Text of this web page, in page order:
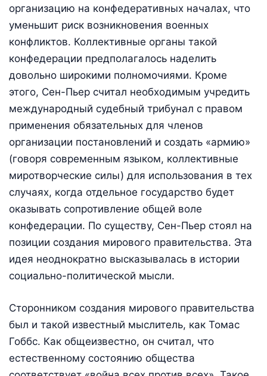
организацию на конфедеративных началах, что
уменьшит риск возникновения военных
конфликтов. Коллективные органы такой
конфедерации предполагалось наделить
довольно широкими полномочиями. Кроме
этого, Сен-Пьер считал необходимым учредить
международный судебный трибунал с правом
применения обязательных для членов
организации постановлений и создать «армию»
(говоря современным языком, коллективные
миротворческие силы) для использования в тех
случаях, когда отдельное государство будет
оказывать сопротивление общей воле
конфедерации. По существу, Сен-Пьер стоял на
позиции создания мирового правительства. Эта
идея неоднократно высказывалась в истории
социально-политической мысли.
Сторонником создания мирового правительства
был и такой известный мыслитель, как Томас
Гоббс. Как общеизвестно, он считал, что
естественному состоянию общества